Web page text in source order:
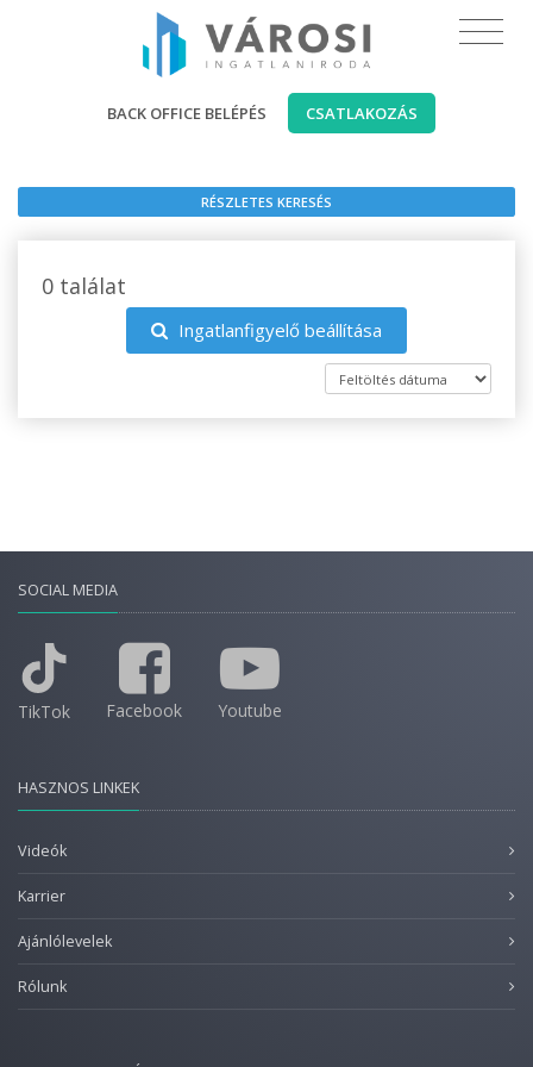
BACK OFFICE BELÉPÉS CSATLAKOZÁS
RÉSZLETES KERESÉS
0 találat
Ingatlanfigyelő beállítása
SOCIAL MEDIA
TikTok Facebook Youtube
HASZNOS LINKEK
Videók
Karrier
Ajánlólevelek
Rólunk